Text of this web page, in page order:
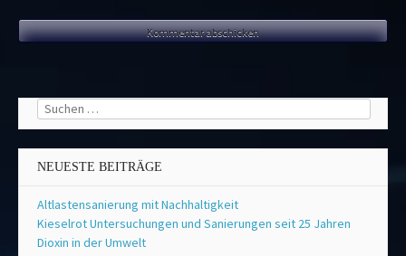
Suchen
NEUESTE BEITRÄGE
Altlastensanierung mit Nachhaltigkeit
Kieselrot Untersuchungen und Sanierungen seit 25 Jahren
Dioxin in der Umwelt